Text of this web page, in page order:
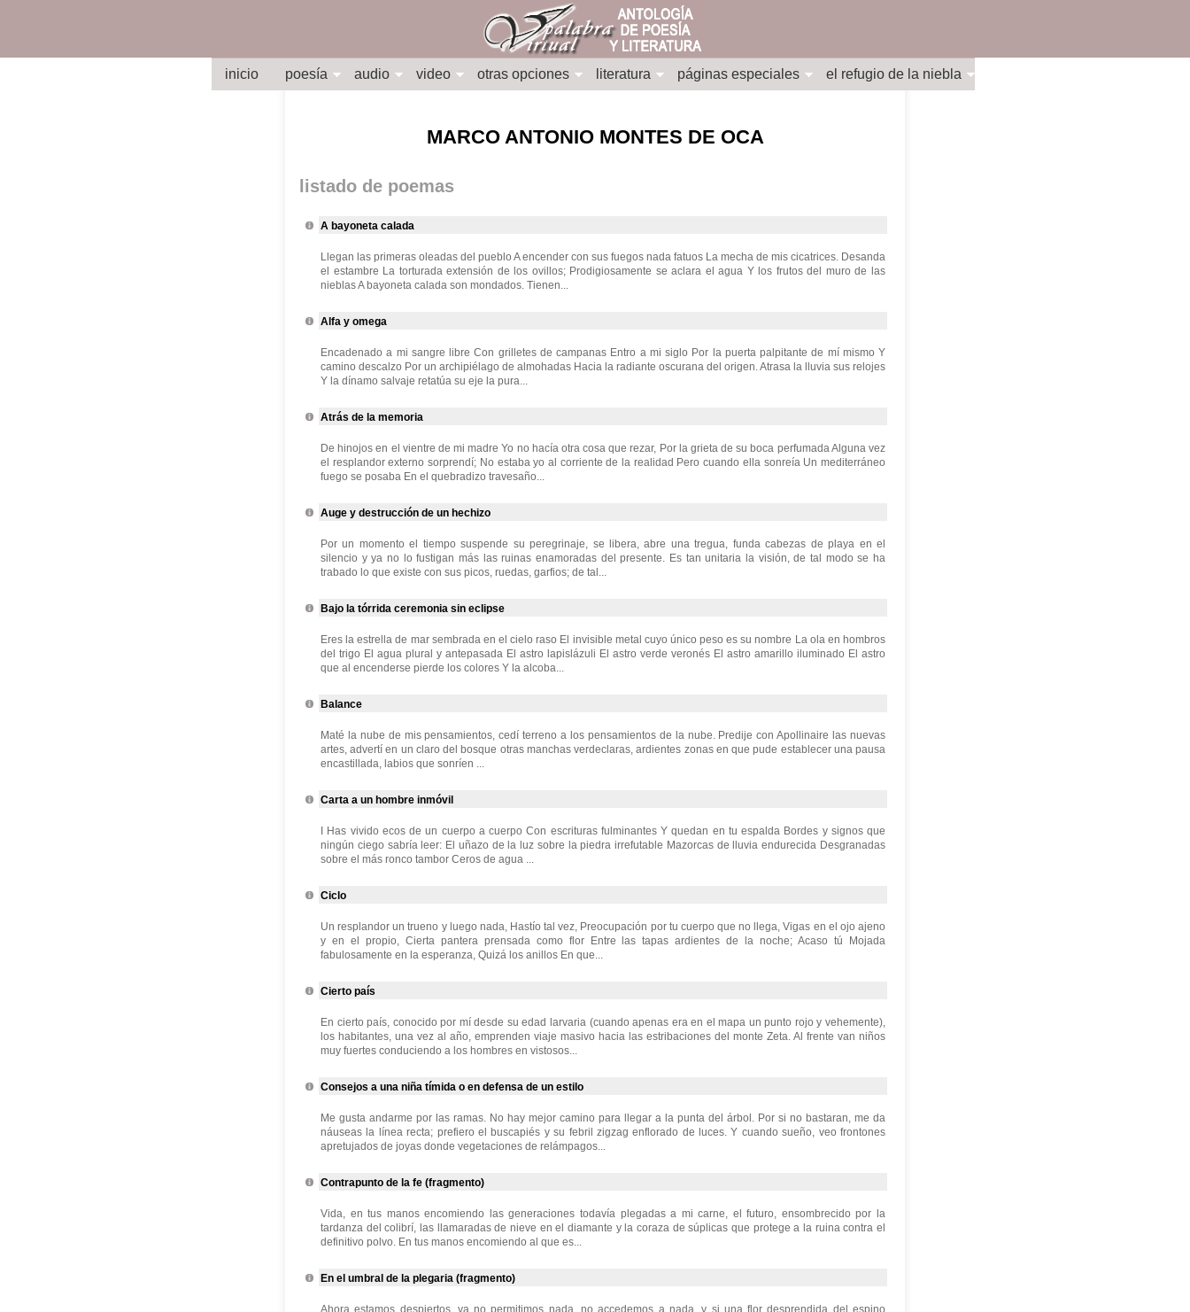
inicio poesía audio video otras opciones literatura páginas especiales el refugio de la niebla
MARCO ANTONIO MONTES DE OCA
listado de poemas
A bayoneta calada
Llegan las primeras oleadas del pueblo A encender con sus fuegos nada fatuos La mecha de mis cicatrices. Desanda
el estambre La torturada extensión de los ovillos; Prodigiosamente se aclara el agua Y los frutos del muro de las
nieblas A bayoneta calada son mondados. Tienen...
Alfa y omega
Encadenado a mi sangre libre Con grilletes de campanas Entro a mi siglo Por la puerta palpitante de mí mismo Y
camino descalzo Por un archipiélago de almohadas Hacia la radiante oscurana del origen. Atrasa la lluvia sus relojes
Y la dínamo salvaje retatúa su eje la pura...
Atrás de la memoria
De hinojos en el vientre de mi madre Yo no hacía otra cosa que rezar, Por la grieta de su boca perfumada Alguna vez
el resplandor externo sorprendí; No estaba yo al corriente de la realidad Pero cuando ella sonreía Un mediterráneo
fuego se posaba En el quebradizo travesaño...
Auge y destrucción de un hechizo
Por un momento el tiempo suspende su peregrinaje, se libera, abre una tregua, funda cabezas de playa en el
silencio y ya no lo fustigan más las ruinas enamoradas del presente. Es tan unitaria la visión, de tal modo se ha
trabado lo que existe con sus picos, ruedas, garfios; de tal...
Bajo la tórrida ceremonia sin eclipse
Eres la estrella de mar sembrada en el cielo raso El invisible metal cuyo único peso es su nombre La ola en hombros
del trigo El agua plural y antepasada El astro lapislázuli El astro verde veronés El astro amarillo iluminado El astro
que al encenderse pierde los colores Y la alcoba...
Balance
Maté la nube de mis pensamientos, cedí terreno a los pensamientos de la nube. Predije con Apollinaire las nuevas
artes, advertí en un claro del bosque otras manchas verdeclaras, ardientes zonas en que pude establecer una pausa
encastillada, labios que sonríen ...
Carta a un hombre inmóvil
I Has vivido ecos de un cuerpo a cuerpo Con escrituras fulminantes Y quedan en tu espalda Bordes y signos que
ningún ciego sabría leer: El uñazo de la luz sobre la piedra irrefutable Mazorcas de lluvia endurecida Desgranadas
sobre el más ronco tambor Ceros de agua ...
Ciclo
Un resplandor un trueno y luego nada, Hastío tal vez, Preocupación por tu cuerpo que no llega, Vigas en el ojo ajeno
y en el propio, Cierta pantera prensada como flor Entre las tapas ardientes de la noche; Acaso tú Mojada
fabulosamente en la esperanza, Quizá los anillos En que...
Cierto país
En cierto país, conocido por mí desde su edad larvaria (cuando apenas era en el mapa un punto rojo y vehemente),
los habitantes, una vez al año, emprenden viaje masivo hacia las estribaciones del monte Zeta. Al frente van niños
muy fuertes conduciendo a los hombres en vistosos...
Consejos a una niña tímida o en defensa de un estilo
Me gusta andarme por las ramas. No hay mejor camino para llegar a la punta del árbol. Por si no bastaran, me da
náuseas la línea recta; prefiero el buscapiés y su febril zigzag enflorado de luces. Y cuando sueño, veo frontones
apretujados de joyas donde vegetaciones de relámpagos...
Contrapunto de la fe (fragmento)
Vida, en tus manos encomiendo las generaciones todavía plegadas a mi carne, el futuro, ensombrecido por la
tardanza del colibrí, las llamaradas de nieve en el diamante y la coraza de súplicas que protege a la ruina contra el
definitivo polvo. En tus manos encomiendo al que es...
En el umbral de la plegaria (fragmento)
Ahora estamos despiertos, ya no permitimos nada, no accedemos a nada, y si una flor desprendida del espino